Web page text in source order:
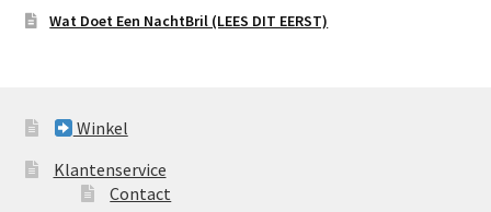
Wat Doet Een NachtBril (LEES DIT EERST)
Winkel
Klantenservice
Contact